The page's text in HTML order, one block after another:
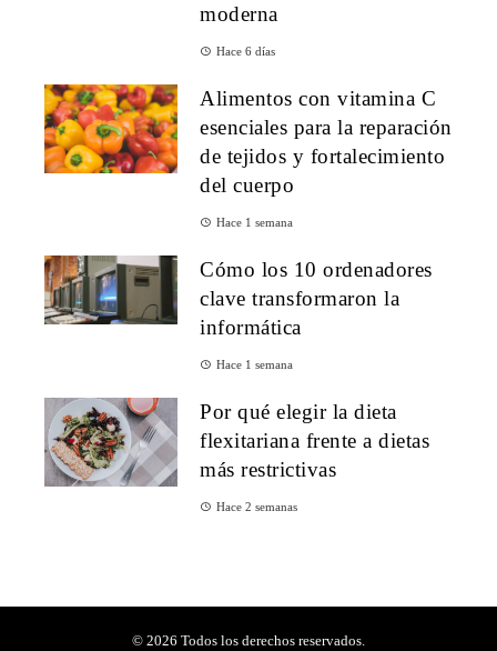
moderna
Hace 6 días
Alimentos con vitamina C
esenciales para la reparación
de tejidos y fortalecimiento
del cuerpo
Hace 1 semana
Cómo los 10 ordenadores
clave transformaron la
informática
Hace 1 semana
Por qué elegir la dieta
flexitariana frente a dietas
más restrictivas
Hace 2 semanas
© 2026 Todos los derechos reservados.